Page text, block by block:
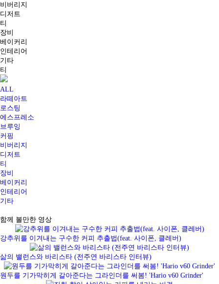
비버리지
디저트
티
장비
베이커리
인테리어
기타
티
ALL
라떼아트
로스팅
에스프레소
브루잉
커핑
비버리지
디저트
티
장비
베이커리
인테리어
기타
함께 볼만한 영상
강추위를 이겨내는 구수한 커피 추출법(feat. 사이폰, 클레버)
삶의 밸런스와 바리스타 (전주연 바리스타 인터뷰)
원두를 기가막히게 갈아준다는 그라인더를 써봄! 'Hario v60 Grinder'